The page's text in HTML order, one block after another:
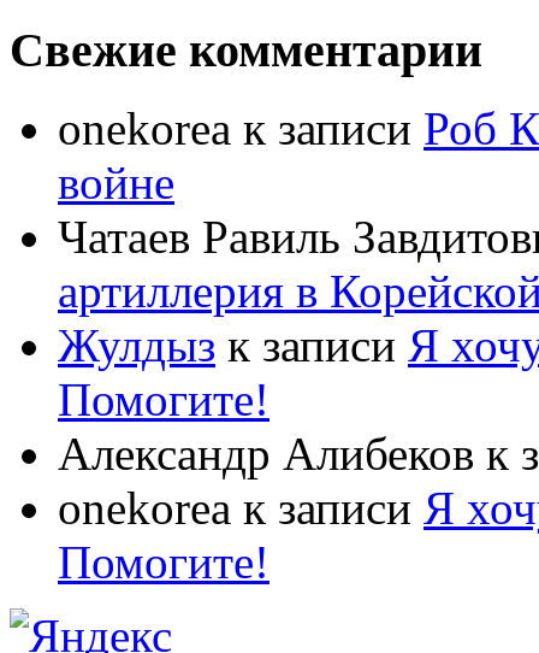
Свежие комментарии
onekorea к записи Роб
войне
Чатаев Равиль
артиллерия в
Жулдыз к записи Я
Помогите!
Александр Алибеков к
onekorea к записи Я
Помогите!